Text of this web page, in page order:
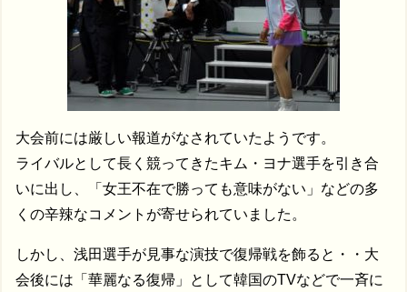
大会前には厳しい報道がなされていたようです。
ライバルとして長く競ってきたキム・ヨナ選手を引き合
いに出し、「女王不在で勝っても意味がない」などの多
くの辛辣なコメントが寄せられていました。
しかし、浅田選手が見事な演技で復帰戦を飾ると・・大
会後には「華麗なる復帰」として韓国のTVなどで一斉に